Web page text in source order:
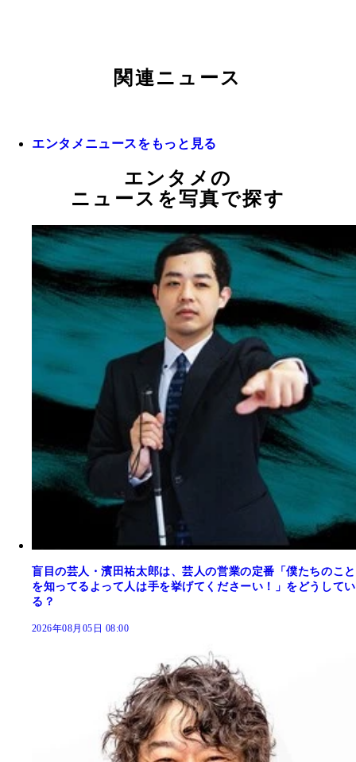
関連ニュース
エンタメニュースをもっと見る
エンタメの
ニュースを写真で探す
盲目の芸人・濱田祐太郎は、芸人の営業の定番「僕たちのこと
を知ってるよって人は手を挙げてくださーい！」をどうしてい
る？
2026年08月05日 08:00